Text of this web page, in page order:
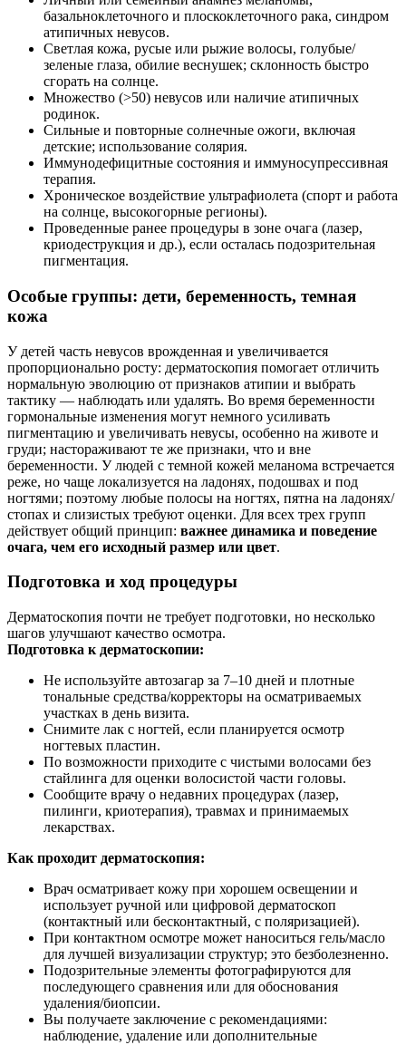
базальноклеточного и плоскоклеточного рака, синдром
атипичных невусов.
Светлая кожа, русые или рыжие волосы, голубые/
зеленые глаза, обилие веснушек; склонность быстро
сгорать на солнце.
Множество (>50) невусов или наличие атипичных
родинок.
Сильные и повторные солнечные ожоги, включая
детские; использование солярия.
Иммунодефицитные состояния и иммуносупрессивная
терапия.
Хроническое воздействие ультрафиолета (спорт и работа
на солнце, высокогорные регионы).
Проведенные ранее процедуры в зоне очага (лазер,
криодеструкция и др.), если осталась подозрительная
пигментация.
Особые группы: дети, беременность, темная
кожа
У детей часть невусов врожденная и увеличивается
пропорционально росту: дерматоскопия помогает отличить
нормальную эволюцию от признаков атипии и выбрать
тактику — наблюдать или удалять. Во время беременности
гормональные изменения могут немного усиливать
пигментацию и увеличивать невусы, особенно на животе и
груди; настораживают те же признаки, что и вне
беременности. У людей с темной кожей меланома встречается
реже, но чаще локализуется на ладонях, подошвах и под
ногтями; поэтому любые полосы на ногтях, пятна на ладонях/
стопах и слизистых требуют оценки. Для всех трех групп
действует общий принцип: важнее динамика и поведение
очага, чем его исходный размер или цвет.
Подготовка и ход процедуры
Дерматоскопия почти не требует подготовки, но несколько
шагов улучшают качество осмотра.
Подготовка к дерматоскопии:
Не используйте автозагар за 7–10 дней и плотные
тональные средства/корректоры на осматриваемых
участках в день визита.
Снимите лак с ногтей, если планируется осмотр
ногтевых пластин.
По возможности приходите с чистыми волосами без
стайлинга для оценки волосистой части головы.
Сообщите врачу о недавних процедурах (лазер,
пилинги, криотерапия), травмах и принимаемых
лекарствах.
Как проходит дерматоскопия:
Врач осматривает кожу при хорошем освещении и
использует ручной или цифровой дерматоскоп
(контактный или бесконтактный, с поляризацией).
При контактном осмотре может наноситься гель/масло
для лучшей визуализации структур; это безболезненно.
Подозрительные элементы фотографируются для
последующего сравнения или для обоснования
удаления/биопсии.
Вы получаете заключение с рекомендациями:
наблюдение, удаление или дополнительные